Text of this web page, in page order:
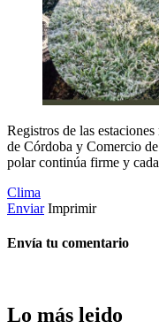
Registros de las
de Córdoba y Comercio
polar continúa firme y
Clima
Enviar Imprimir
Envía tu comentario
Lo más leido